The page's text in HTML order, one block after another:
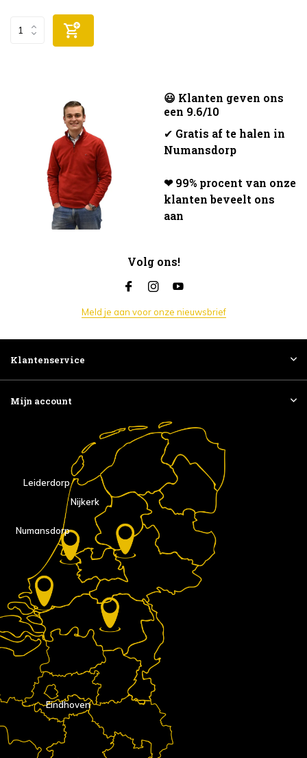
😃 Klanten geven ons
een 9.6/10
✔ Gratis af te halen in
Numansdorp
❤ 99% procent van onze
klanten beveelt ons
aan
Volg ons!
Meld je aan voor onze nieuwsbrief
Klantenservice
Mijn account
Eindhoven
Nijkerk
Numansdorp
Leiderdorp